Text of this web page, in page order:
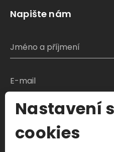
Napište nám
S čím Vám můžeme
Nastavení
cookies